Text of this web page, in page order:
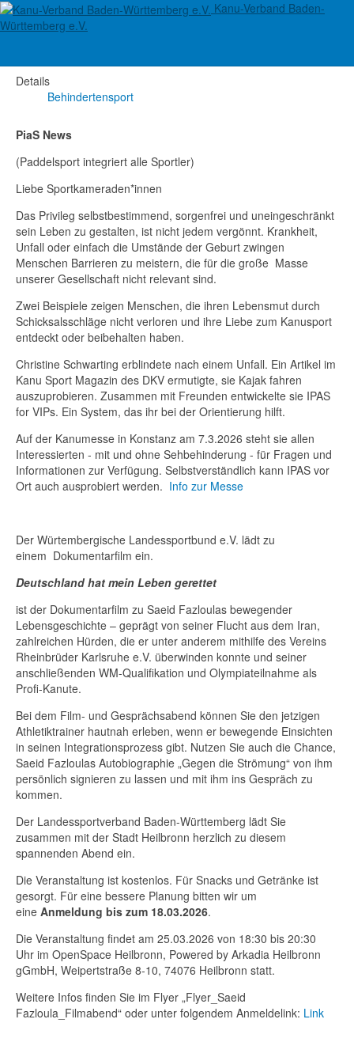
Kanu-Verband Baden-
Württemberg e.V.
Inklusion News
Details
Behindertensport
PiaS News
(Paddelsport integriert alle Sportler)
Liebe Sportkameraden*innen
Das Privileg selbstbestimmend, sorgenfrei und uneingeschränkt
sein Leben zu gestalten, ist nicht jedem vergönnt. Krankheit,
Unfall oder einfach die Umstände der Geburt zwingen
Menschen Barrieren zu meistern, die für die große Masse
unserer Gesellschaft nicht relevant sind.
Zwei Beispiele zeigen Menschen, die ihren Lebensmut durch
Schicksalsschläge nicht verloren und ihre Liebe zum Kanusport
entdeckt oder beibehalten haben.
Christine Schwarting erblindete nach einem Unfall. Ein Artikel im
Kanu Sport Magazin des DKV ermutigte, sie Kajak fahren
auszuprobieren. Zusammen mit Freunden entwickelte sie IPAS
for VIPs. Ein System, das ihr bei der Orientierung hilft.
Auf der Kanumesse in Konstanz am 7.3.2026 steht sie allen
Interessierten - mit und ohne Sehbehinderung - für Fragen und
Informationen zur Verfügung. Selbstverständlich kann IPAS vor
Ort auch ausprobiert werden. Info zur Messe
Der Würtembergische Landessportbund e.V. lädt zu
einem Dokumentarfilm ein.
Deutschland hat mein Leben gerettet
ist der Dokumentarfilm zu Saeid Fazloulas bewegender
Lebensgeschichte – geprägt von seiner Flucht aus dem Iran,
zahlreichen Hürden, die er unter anderem mithilfe des Vereins
Rheinbrüder Karlsruhe e.V. überwinden konnte und seiner
anschließenden WM-Qualifikation und Olympiateilnahme als
Profi-Kanute.
Bei dem Film- und Gesprächsabend können Sie den jetzigen
Athletiktrainer hautnah erleben, wenn er bewegende Einsichten
in seinen Integrationsprozess gibt. Nutzen Sie auch die Chance,
Saeid Fazloulas Autobiographie „Gegen die Strömung“ von ihm
persönlich signieren zu lassen und mit ihm ins Gespräch zu
kommen.
Der Landessportverband Baden-Württemberg lädt Sie
zusammen mit der Stadt Heilbronn herzlich zu diesem
spannenden Abend ein.
Die Veranstaltung ist kostenlos. Für Snacks und Getränke ist
gesorgt. Für eine bessere Planung bitten wir um
eine Anmeldung bis zum 18.03.2026.
Die Veranstaltung findet am 25.03.2026 von 18:30 bis 20:30
Uhr im OpenSpace Heilbronn, Powered by Arkadia Heilbronn
gGmbH, Weipertstraße 8-10, 74076 Heilbronn statt.
Weitere Infos finden Sie im Flyer „Flyer_Saeid
Fazloula_Filmabend“ oder unter folgendem Anmeldelink: Link